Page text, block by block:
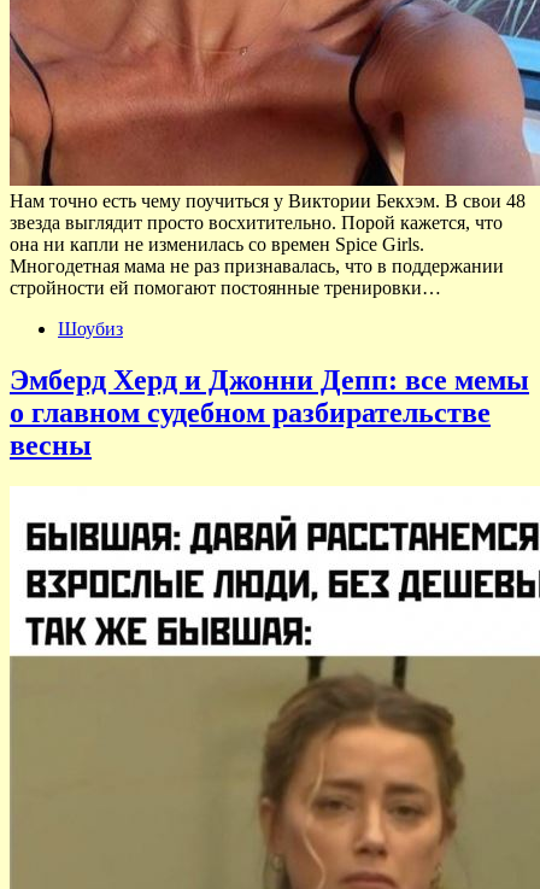
Нам точно есть чему поучиться у Виктории Бекхэм. В свои 48
звезда выглядит просто восхитительно. Порой кажется, что
она ни капли не изменилась со времен Spice Girls.
Многодетная мама не раз признавалась, что в поддержании
стройности ей помогают постоянные тренировки…
Шоубиз
Эмберд Херд и Джонни Депп: все мемы
о главном судебном разбирательстве
весны